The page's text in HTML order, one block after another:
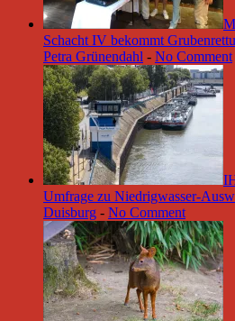
Schacht IV bekommt
Petra Grünendahl - No Comment
Umfrage zu Niedrigwasser-
Duisburg - No Comment